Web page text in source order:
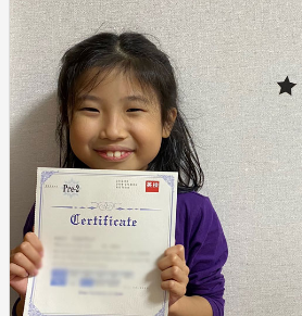
ャレンジが不安だらけですが引き
いと思います。